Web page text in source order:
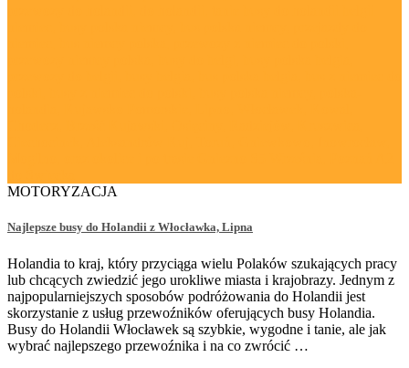
MOTORYZACJA
Najlepsze busy do Holandii z Włocławka, Lipna
Holandia to kraj, który przyciąga wielu Polaków szukających pracy
lub chcących zwiedzić jego urokliwe miasta i krajobrazy. Jednym z
najpopularniejszych sposobów podróżowania do Holandii jest
skorzystanie z usług przewoźników oferujących busy Holandia.
Busy do Holandii Włocławek są szybkie, wygodne i tanie, ale jak
wybrać najlepszego przewoźnika i na co zwrócić …